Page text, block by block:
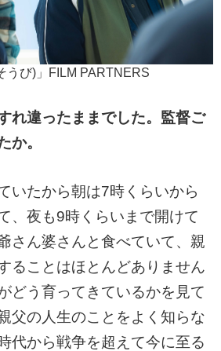
うび)」FILM PARTNERS
違ったままでした。監督ご
か。
いたから朝は7時くらいから
、夜も9時くらいまで開けて
さん婆さんと食べていて、親
ることはほとんどありません
どう育ってきているかを見て
父の人生のことをよく知らな
代から戦争を超えて今に至る